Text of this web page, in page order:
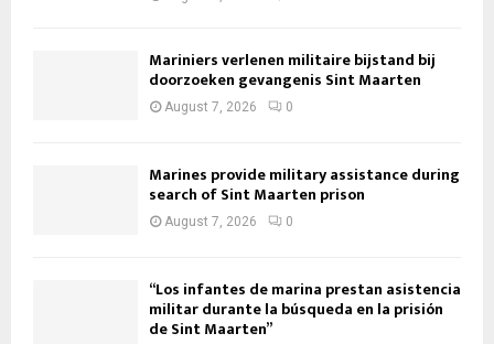
Mariniers verlenen militaire bijstand bij
doorzoeken gevangenis Sint Maarten
August 7, 2026 0
Marines provide military assistance during
search of Sint Maarten prison
August 7, 2026 0
“Los infantes de marina prestan asistencia
militar durante la búsqueda en la prisión
de Sint Maarten”